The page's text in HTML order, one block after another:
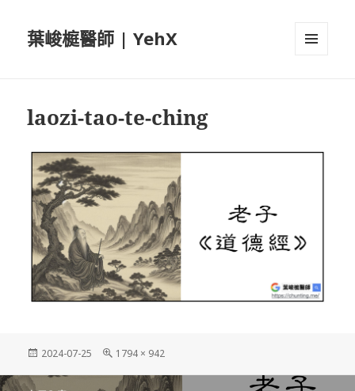
葉峻榳醫師 | YehX
laozi-tao-te-ching
發
日
2024-07-25
完
尺
1794 × 942
文